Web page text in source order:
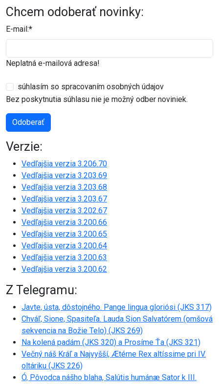
Chcem odoberať novinky:
E-mail:*
Neplatná e-mailová adresa!
súhlasím so spracovaním osobných údajov
Bez poskytnutia súhlasu nie je možný odber noviniek.
Odoberať
Verzie:
Vedľajšia verzia 3.206.70
Vedľajšia verzia 3.203.69
Vedľajšia verzia 3.203.68
Vedľajšia verzia 3.203.67
Vedľajšia verzia 3.202.67
Vedľajšia verzia 3.200.66
Vedľajšia verzia 3.200.65
Vedľajšia verzia 3.200.64
Vedľajšia verzia 3.200.63
Vedľajšia verzia 3.200.62
Z Telegramu:
Javte, ústa, dôstojného. Pange lingua gloriósi (JKS 317)
Chváľ, Sione, Spasiteľa. Lauda Sion Salvatórem (omšová
sekvencia na Božie Telo) (JKS 269)
Na kolená padám (JKS 320) a Prosíme Ťa (JKS 321)
Večný náš Kráľ a Najvyšší, Ætérne Rex altíssime pri IV.
oltáriku (JKS 226)
Ó, Pôvodca nášho blaha, Salútis humánæ Sator k III.